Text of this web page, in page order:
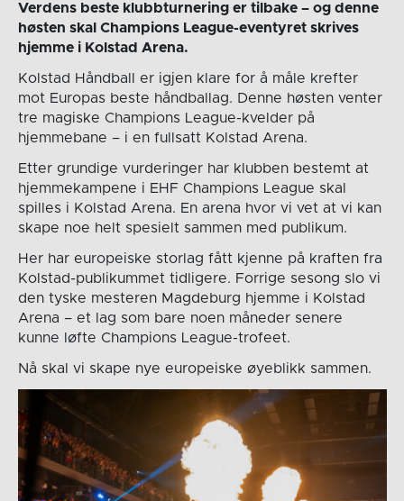
Verdens beste klubbturnering er tilbake – og denne
høsten skal Champions League-eventyret skrives
hjemme i Kolstad Arena.
Kolstad Håndball er igjen klare for å måle krefter
mot Europas beste håndballag. Denne høsten venter
tre magiske Champions League-kvelder på
hjemmebane – i en fullsatt Kolstad Arena.
Etter grundige vurderinger har klubben bestemt at
hjemmekampene i EHF Champions League skal
spilles i Kolstad Arena. En arena hvor vi vet at vi kan
skape noe helt spesielt sammen med publikum.
Her har europeiske storlag fått kjenne på kraften fra
Kolstad-publikummet tidligere. Forrige sesong slo vi
den tyske mesteren Magdeburg hjemme i Kolstad
Arena – et lag som bare noen måneder senere
kunne løfte Champions League-trofeet.
Nå skal vi skape nye europeiske øyeblikk sammen.